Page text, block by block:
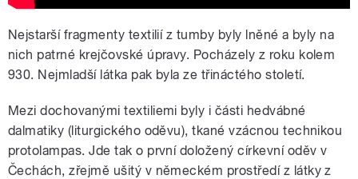
Nejstarší fragmenty textilií z tumby byly lněné a byly na
nich patrné krejčovské úpravy. Pocházely z roku kolem
930. Nejmladší látka pak byla ze třináctého století.
Mezi dochovanými textiliemi byly i části hedvábné
dalmatiky (liturgického oděvu), tkané vzácnou technikou
protolampas. Jde tak o první doložený církevní oděv v
Čechách, zřejmě ušitý v německém prostředí z látky z